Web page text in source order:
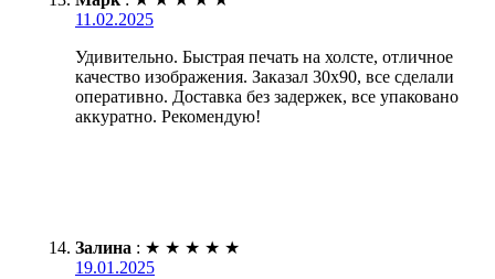
11.02.2025
Удивительно. Быстрая печать на холсте, отличное
качество изображения. Заказал 30х90, все сделали
оперативно. Доставка без задержек, все упаковано
аккуратно. Рекомендую!
Залина : ★ ★ ★ ★ ★
19.01.2025